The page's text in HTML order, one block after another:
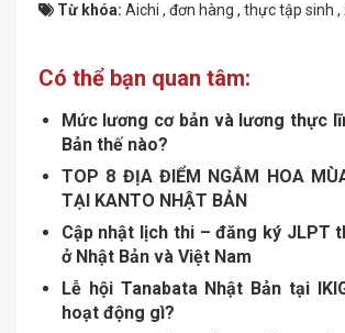
Từ khóa: Aichi , đơn hàng , thực tập sinh ,
Có thể bạn quan tâm:
Mức lương cơ bản và lương thực
Bản thế nào?
TOP 8 ĐỊA ĐIỂM NGẮM HOA
TẠI KANTO NHẬT BẢN
Cập nhật lịch thi – đăng ký JLPT
ở Nhật Bản và Việt Nam
Lễ hội Tanabata Nhật Bản tại
hoạt động gì?